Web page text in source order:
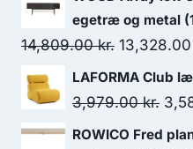
egetræ og metal
14,809.00kr. 13,328.00
LAFORMA Club
3,979.00kr.
ROWICO Fred